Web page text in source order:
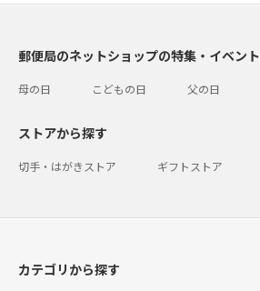
郵便局のネットショップの特集・イベント
母の日 こどもの日 父の日
ストアから探す
切手・はがきストア ギフトストア
カテゴリから探す